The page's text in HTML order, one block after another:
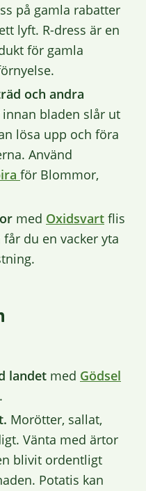
på gamla rabatter
lyft. R-dress är en
för gamla
och andra
bladen slår ut
lösa upp och föra
Använd
för Blommor,
med Oxidsvart flis
får du en vacker yta
landet med Gödsel
.
Morötter, sallat,
Vänta med ärtor
blivit ordentligt
Potatis kan